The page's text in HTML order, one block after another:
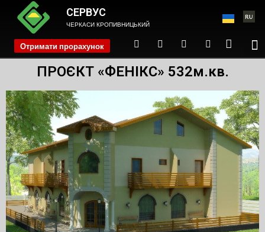
СЕРВУС
ЧЕРКАСИ КРОПИВНИЦЬКИЙ
Отримати прорахунок phone
ПРОЄКТ «ФЕНІКС» 532м.кв.